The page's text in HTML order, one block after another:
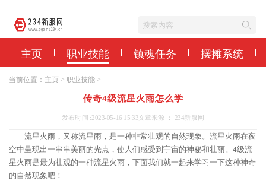
主页 职业技能 镇魂任务 摆摊系统
当前位置： 主页 > 职业技能 >
传奇4级流星火雨怎么学
发布时间 :2023-05-16 15:33文章来源 ： 234新服网
流星火雨，又称流星雨，是一种非常壮观的自然现象。流星火雨在夜
空中呈现出一串串美丽的光点，使人们感受到宇宙的神秘和壮丽。4级流
星火雨是最为壮观的一种流星火雨，下面我们就一起来学习一下这种神奇
的自然现象吧！